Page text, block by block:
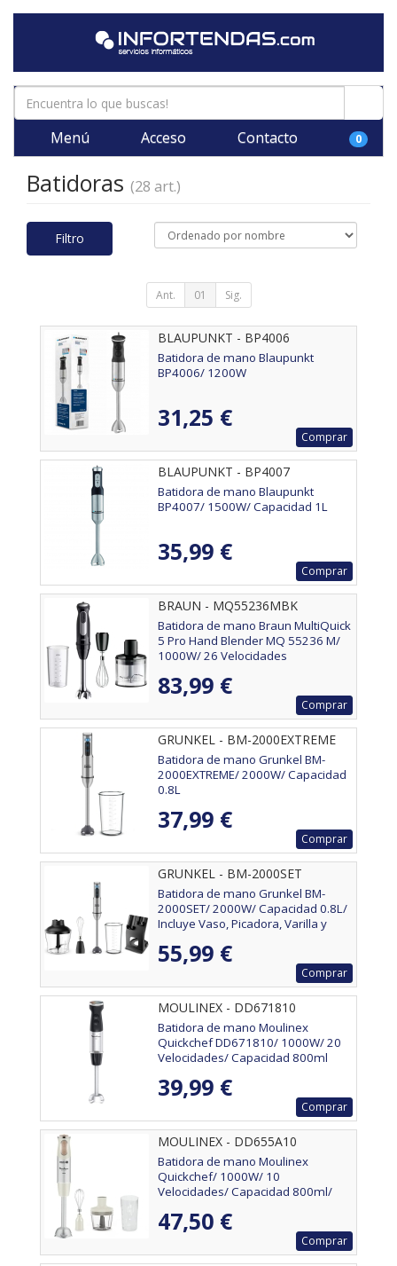
Menú Acceso Contacto 0
Batidoras (28 art.)
Filtro
Ant. 01 Sig.
BLAUPUNKT - BP4006
Batidora de mano Blaupunkt
BP4006/ 1200W
31,25 €
Comprar
BLAUPUNKT - BP4007
Batidora de mano Blaupunkt
BP4007/ 1500W/ Capacidad 1L
35,99 €
Comprar
BRAUN - MQ55236MBK
Batidora de mano Braun MultiQuick
5 Pro Hand Blender MQ 55236 M/
1000W/ 26 Velocidades
83,99 €
Comprar
GRUNKEL - BM-2000EXTREME
Batidora de mano Grunkel BM-
2000EXTREME/ 2000W/ Capacidad
0.8L
37,99 €
Comprar
GRUNKEL - BM-2000SET
Batidora de mano Grunkel BM-
2000SET/ 2000W/ Capacidad 0.8L/
Incluye Vaso, Picadora, Varilla y
55,99 €
Comprar
MOULINEX - DD671810
Batidora de mano Moulinex
Quickchef DD671810/ 1000W/ 20
Velocidades/ Capacidad 800ml
39,99 €
Comprar
MOULINEX - DD655A10
Batidora de mano Moulinex
Quickchef/ 1000W/ 10
Velocidades/ Capacidad 800ml/
Medidor
47,50 €
Comprar